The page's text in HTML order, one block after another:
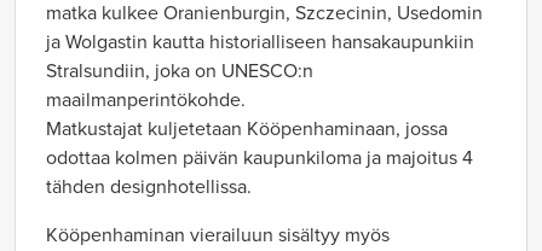
matka kulkee Oranienburgin, Szczecinin, Usedomin
ja Wolgastin kautta historialliseen hansakaupunkiin
Stralsundiin, joka on UNESCO:n
maailmanperintökohde.
Matkustajat kuljetetaan Kööpenhaminaan, jossa
odottaa kolmen päivän kaupunkiloma ja majoitus 4
tähden designhotellissa.
Kööpenhaminan vierailuun sisältyy myös